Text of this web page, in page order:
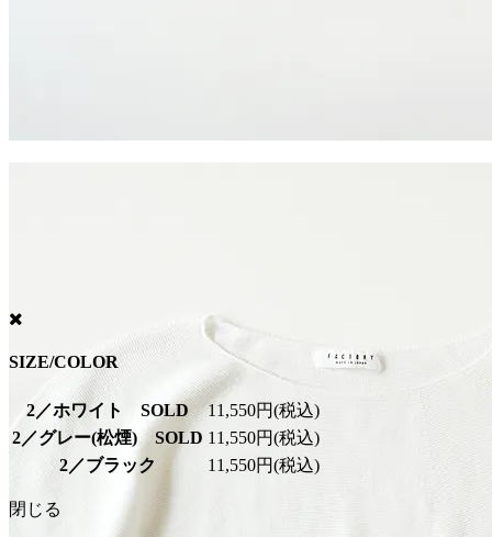
SIZE/COLOR
2／ホワイト SOLD
11,550円(税込)
2／グレー(松煙) SOLD 11,550円(税込)
2／ブラック
11,550円(税込)
閉じる